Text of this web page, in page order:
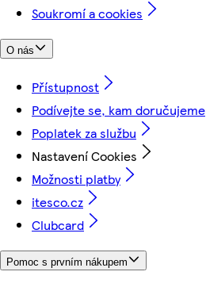
Soukromí a cookies
O nás
Přístupnost
Podívejte se, kam doručujeme
Poplatek za službu
Nastavení Cookies
Možnosti platby
itesco.cz
Clubcard
Pomoc s prvním nákupem